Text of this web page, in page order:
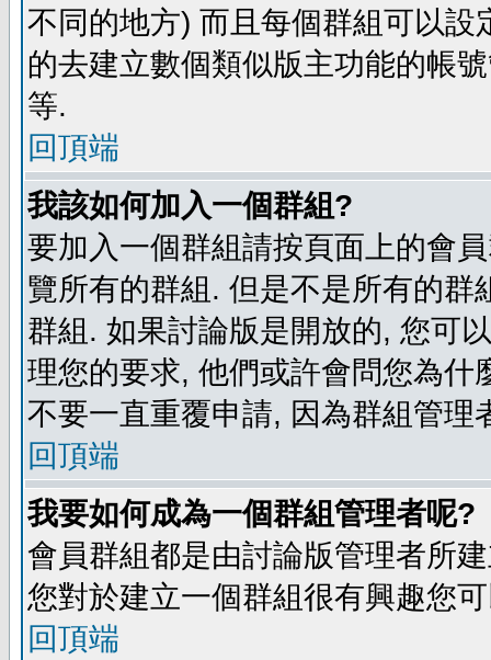
不同的地方) 而且每個群組可以
的去建立數個類似版主功能的帳
等.
回頂端
我該如何加入一個群組?
要加入一個群組請按頁面上的會
覽所有的群組. 但是不是所有的
群組. 如果討論版是開放的, 您可
理您的要求, 他們或許會問您為
不要一直重覆申請, 因為群組管理
回頂端
我要如何成為一個群組管理者呢?
會員群組都是由討論版管理者所
您對於建立一個群組很有興趣您
回頂端